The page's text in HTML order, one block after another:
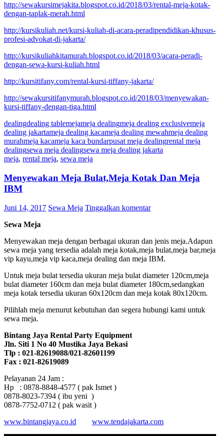
http://sewakursimejakita.blogspot.co.id/2018/03/rental-meja-kotak-
dengan-taplak-merah.html
http://kursikuliah.net/kursi-kuliah-di-acara-peradipendidikan-khusus-
profesi-advokat-di-jakarta/
http://kursikuliahkitamurah.blogspot.co.id/2018/03/acara-peradi-
dengan-sewa-kursi-kuliah.html
http://kursitifany.com/rental-kursi-tiffany-jakarta/
http://sewakursitifanymurah.blogspot.co.id/2018/03/menyewakan-
kursi-tiffany-dengan-tiga.html
dealingdealing tablemejameja dealingmeja dealing exclusivemeja
dealing jakartameja dealing kacameja dealing mewahmeja dealing
murahmeja kacameja kaca bundarpusat meja dealingrental meja
dealingsewa meja dealingsewa meja dealing jakarta
meja, rental meja, sewa meja
Menyewakan Meja Bulat,Meja Kotak Dan Meja
IBM
Juni 14, 2017 Sewa Meja Tinggalkan komentar
Sewa Meja
Menyewakan meja dengan berbagai ukuran dan jenis meja.Adapun
sewa meja yang tersedia adalah meja kotak,meja bulat,meja bar,meja
vip kayu,meja vip kaca,meja dealing dan meja IBM.
Untuk meja bulat tersedia ukuran meja bulat diameter 120cm,meja
bulat diameter 160cm dan meja bulat diameter 180cm,sedangkan
meja kotak tersedia ukuran 60x120cm dan meja kotak 80x120cm.
Pilihlah meja menurut kebutuhan dan segera hubungi kami untuk
sewa meja.
Bintang Jaya Rental Party Equipment
Jln. Siti 1 No 40 Mustika Jaya Bekasi
Tlp : 021-82619088/021-82601199
Fax : 021-82619089
Pelayanan 24 Jam :
Hp : 0878-8848-4577 ( pak Ismet )
0878-8023-7394 ( ibu yeni )
0878-7752-0712 ( pak wasit )
www.bintangjaya.co.id
www.tendajakarta.com